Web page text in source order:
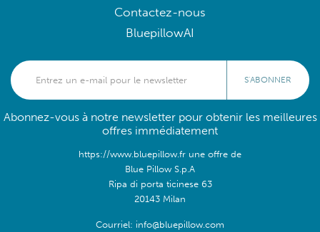
Contactez-nous
BluepillowAI
S'ABONNER
Abonnez-vous à notre newsletter pour obtenir les meilleures
offres immédiatement
https://www.bluepillow.fr une offre de
Blue Pillow S.p.A
Ripa di porta ticinese 63
20143 Milan
Courriel: info@bluepillow.com